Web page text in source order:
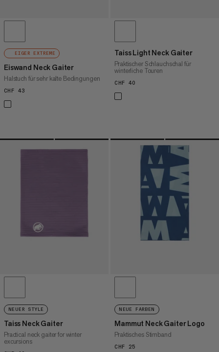
EIGER EXTREME
Eiswand Neck Gaiter
Halstuch für sehr kalte Bedingungen
CHF 43
Taiss Light Neck Gaiter
Praktischer Schlauchschal für
winterliche Touren
CHF 40
NEUER STYLE
Taiss Neck Gaiter
Practical neck gaiter for winter
excursions
NEUE FARBEN
Mammut Neck Gaiter Logo
Praktisches Stirnband
CHF 25